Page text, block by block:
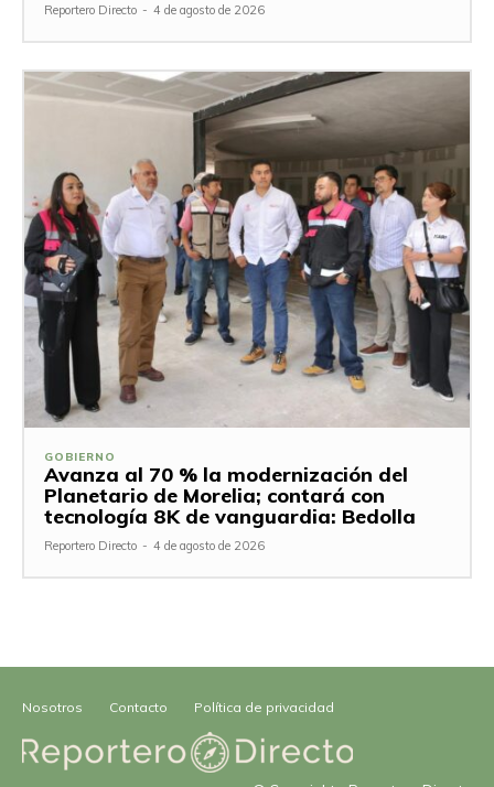
Reportero Directo - 4 de agosto de 2026
GOBIERNO
Avanza al 70 % la modernización del
Planetario de Morelia; contará con
tecnología 8K de vanguardia: Bedolla
Reportero Directo - 4 de agosto de 2026
Nosotros Contacto Política de privacidad